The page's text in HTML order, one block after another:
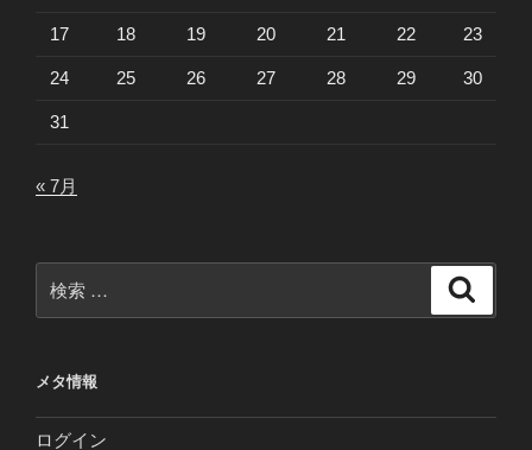
17 18 19 20 21 22 23
24 25 26 27 28 29 30
31
« 7月
索:
メタ情報
ログイン